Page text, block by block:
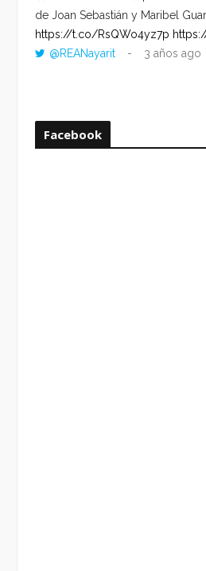
de Joan Sebastián y Maribel
https://t.co/RsQWo4yz7p
@REANayarit
3 años ago
Facebook